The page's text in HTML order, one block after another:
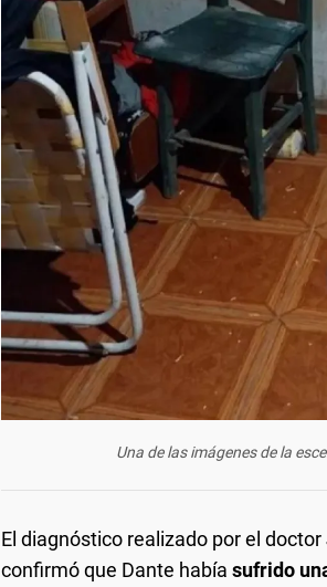
Una de las imágenes de la
El diagnóstico realizado por el
confirmó que Dante había sufrido